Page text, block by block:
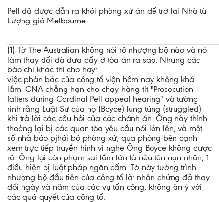
Pell đã được dẫn ra khỏi phòng xử án để trở lại Nhà tù
Lượng giá Melbourne.
(1) Tờ The Australian không nói rõ nhượng bộ nào và nó
làm thay đổi đà đưa đẩy ở tòa án ra sao. Nhưng các
báo chí khác thì cho hay:
việc phản bác của công tố viện hôm nay không khá
lắm: CNA chẳng hạn cho chạy hàng tít "Prosecution
falters during Cardinal Pell appeal hearing" và tường
rình rằng Luật Sư của họ (Boyce) lúng túng (struggled)
khi trả lời các câu hỏi của các chánh án. Ông này thỉnh
thoảng lại bị các quan tòa yêu cầu nói lớn lên, và một
số nhà báo pjhải bỏ phòng xử, qua phòng bên cạnh
xem trực tiếp truyền hình vì nghe Ông Boyce không được
rõ. Ông lại còn phạm sai lầm lớn là nêu tên nạn nhân, 1
điều hiện bị luật pháp ngăn cấm. Tờ này tường trình
nhượng bộ đầu tiên của công tố là: nhân chứng đã thay
đổi ngày và năm của các vụ tấn công, không ăn ý với
các quả quyết của công tố.